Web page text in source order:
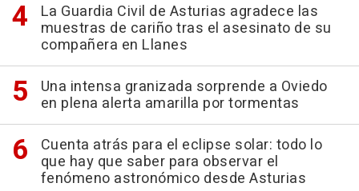
La Guardia Civil de Asturias agradece las
muestras de cariño tras el asesinato de su
compañera en Llanes
Una intensa granizada sorprende a Oviedo
en plena alerta amarilla por tormentas
Cuenta atrás para el eclipse solar: todo lo
que hay que saber para observar el
fenómeno astronómico desde Asturias